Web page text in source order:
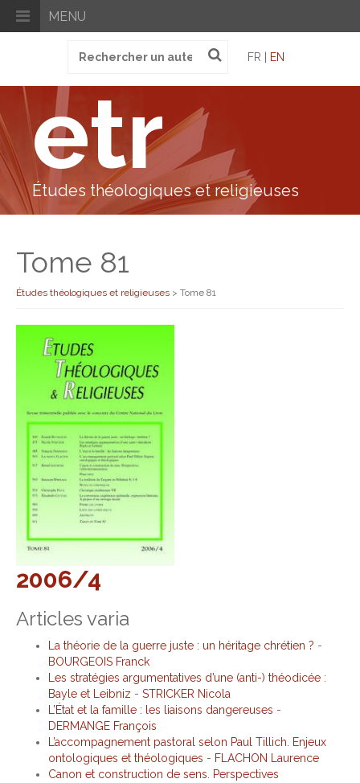
MENU
pour
FR | EN
etr
Études théologiques et religieuses
Tome 81
Études théologiques et religieuses > Tome 81
2006/4
Articles varia
La théorie de la guerre juste : un héritage chrétien ? -
BOURGEOIS Franck
Les stratégies argumentatives d’une (anti-) théodicée :
Bayle et Leibniz - STRICKER Nicola
L’État et la famille : les liaisons dangereuses -
DERMANGE François
L’accompagnement pastoral selon Paul Tillich. Enjeux
ontologiques et théologiques - FLACHON Laurence
Canon et construction de sens. Perspectives